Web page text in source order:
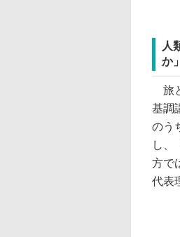
人
か
旅
基調
のう
し、
方で
代表